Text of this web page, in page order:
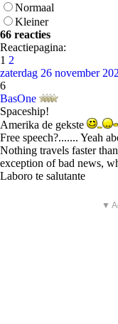
Normaal
Kleiner
66 reacties
Reactiepagina:
1 2
zaterdag 26 november
6
BasOne
Spaceship!
Amerika de gekste
Free speech?....... Yeah
Nothing travels faster
exception of bad news,
Laboro te salutante
▼